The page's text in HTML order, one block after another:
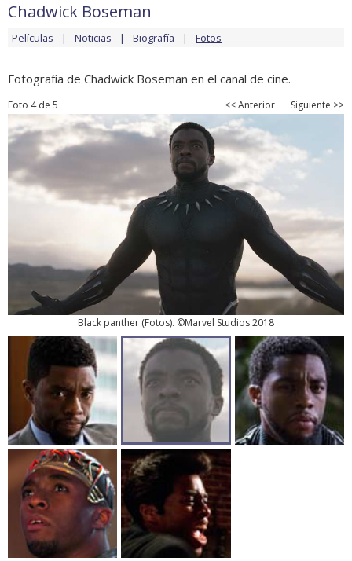
Chadwick Boseman
Películas Noticias Biografía Fotos
Fotografía de Chadwick Boseman en el canal de cine.
Foto 4 de 5 << Anterior Siguiente >>
Black panther (Fotos). ©Marvel Studios 2018